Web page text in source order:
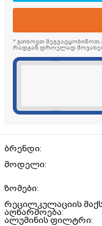
* გთხოვთ შეგვატყობინოთ,
რადგან დროულად
ბრენდი:
მოდელი:
ზომები:
რეცილკულაციის
აღწარმოება:
ალუმინის ფილტრი: